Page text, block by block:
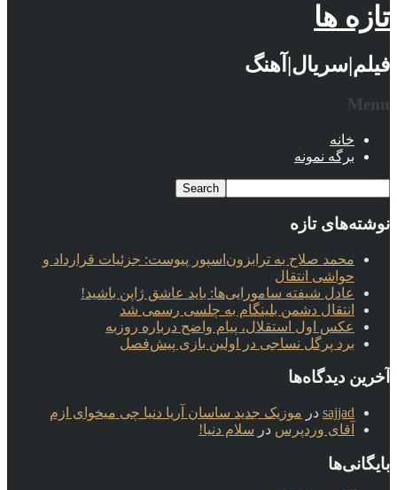
تازه ها
فیلم|سریال|آهنگ
Menu
خانه
برگه نمونه
نوشته‌های تازه
محمد صلاح به ترابزون‌اسپور پیوست: جزئیات قرارداد و
حواشی انتقال
عادل شیفته سامورایی‌ها: باید عاشق ژاپن باشید!
انتقال دشمن بلینگام به چلسی رسمی شد
عکس اول استقلال، پیام واضح درباره روزبه
برد پرگل نساجی در اولین بازی پیش‌فصل
آخرین دیدگاه‌ها
sajjad در موزیک جدید ساسان آریا دنیا چی میخوای ازم
آقای وردپرس در سلام دنیا!
بایگانی‌ها